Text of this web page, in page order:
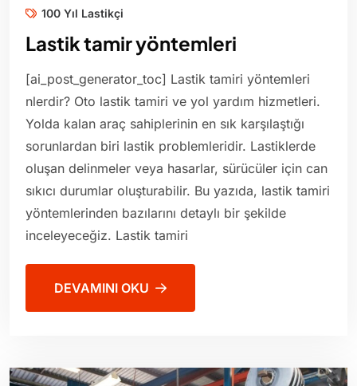
100 Yıl Lastikçi
Lastik tamir yöntemleri
[ai_post_generator_toc] Lastik tamiri yöntemleri
nlerdir? Oto lastik tamiri ve yol yardım hizmetleri.
Yolda kalan araç sahiplerinin en sık karşılaştığı
sorunlardan biri lastik problemleridir. Lastiklerde
oluşan delinmeler veya hasarlar, sürücüler için can
sıkıcı durumlar oluşturabilir. Bu yazıda, lastik tamiri
yöntemlerinden bazılarını detaylı bir şekilde
inceleyeceğiz. Lastik tamiri
DEVAMINI OKU